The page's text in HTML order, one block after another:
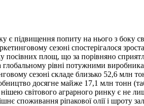
підвищення попиту на нього з боку
сезоні спостерігалося
площ, що за порівняно
рівні потужними
сезоні складе близько 52,6 млн
досягне майже 17,1 млн тонн
світового аграрного ринку є не
споживання ріпакової олії і шроту